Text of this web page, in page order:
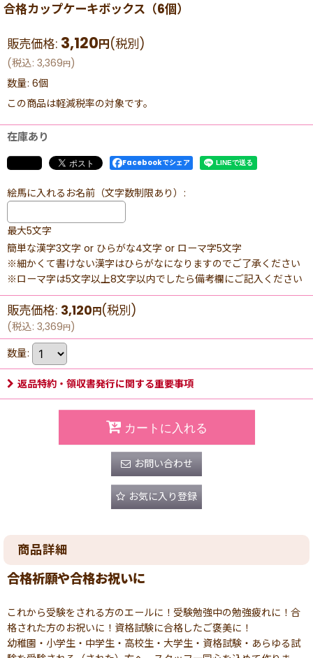
合格カップケーキボックス（6個）
販売価格: 3,120円(税別)
(税込: 3,369円)
数量: 6個
この商品は軽減税率の対象です。
在庫あり
Facebookでシェア
絵馬に入れるお名前（文字数制限あり） :
最大5文字
簡単な漢字3文字 or ひらがな4文字 or ローマ字5文字
※細かくて書けない漢字はひらがなになりますのでご了承ください
※ローマ字は5文字以上8文字以内でしたら備考欄にご記入ください
販売価格: 3,120円(税別)
(税込: 3,369円)
数量:
返品特約・領収書発行に関する重要事項
カートに入れる
お問い合わせ
お気に入り登録
商品詳細
合格祈願や合格お祝いに
これから受験をされる方のエールに！受験勉強中の勉強疲れに！合
格された方のお祝いに！資格試験に合格したご褒美に！
幼稚園・小学生・中学生・高校生・大学生・資格試験・あらゆる試